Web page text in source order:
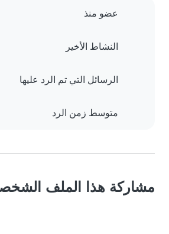
عضو منذ
النشاط الأخير
الرسائل التي تم الرد عليها
متوسط زمن الرد
مشاركة هذا الملف